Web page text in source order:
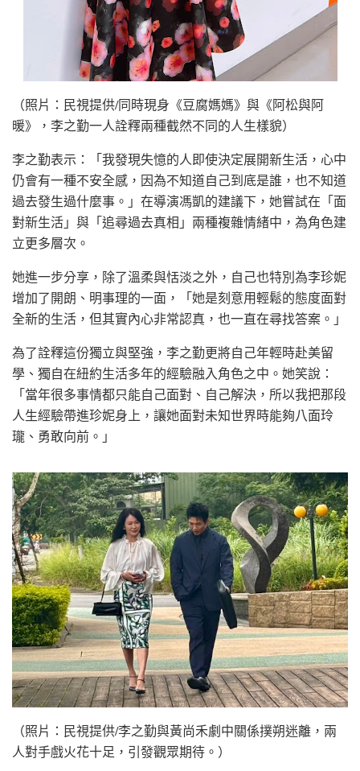
（照片：民視提供/同時現身《豆腐媽媽》與《阿松與阿
暖》，李之勤一人詮釋兩種截然不同的人生樣貌）
李之勤表示：「我發現失憶的人即使決定展開新生活，心中
仍會有一種不安全感，因為不知道自己到底是誰，也不知道
過去發生過什麼事。」在導演馮凱的建議下，她嘗試在「面
對新生活」與「追尋過去真相」兩種複雜情緒中，為角色建
立更多層次。
她進一步分享，除了溫柔與恬淡之外，自己也特別為李珍妮
增加了開朗、明事理的一面，「她是刻意用輕鬆的態度面對
全新的生活，但其實內心非常認真，也一直在尋找答案。」
為了詮釋這份獨立與堅強，李之勤更將自己年輕時赴美留
學、獨自在紐約生活多年的經驗融入角色之中。她笑說：
「當年很多事情都只能自己面對、自己解決，所以我把那段
人生經驗帶進珍妮身上，讓她面對未知世界時能夠八面玲
瓏、勇敢向前。」
（照片：民視提供/李之勤與黃尚禾劇中關係撲朔迷離，兩
人對手戲火花十足，引發觀眾期待。）